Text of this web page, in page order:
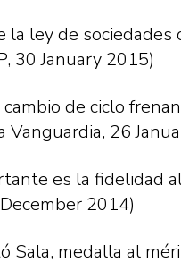
la ley de sociedades
30 January 2015)
de ciclo
Vanguardia, 26
es la fidelidad
2014)
Sala, medalla al